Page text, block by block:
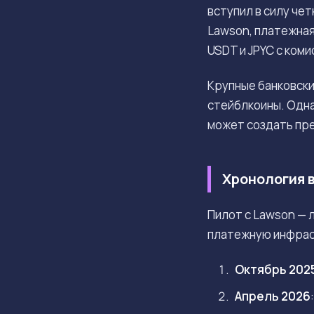
вступил в силу
Lawson,
USDT и JPYC с
Крупные
стейблкоины.
может создать
Хронология
Пилот с Lawson —
платежную
Октябрь
Апрель 2026